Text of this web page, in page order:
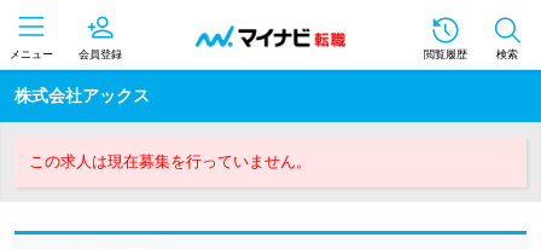
メニュー 会員登録 閲覧履歴 検索
株式会社アックス
この求人は現在募集を行っていません。